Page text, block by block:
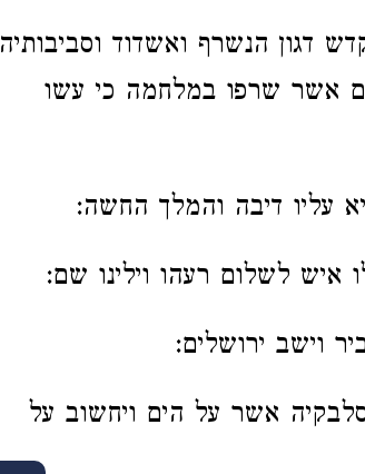
דגון הנשרף ואשדוד וסביבותיה
אשר שרפו במלחמה כי עשו
עליו דיבה והמלך החשה:
איש לשלום רעהו וילינו שם:
וישב ירושלים:
אשר על הים ויחשוב על